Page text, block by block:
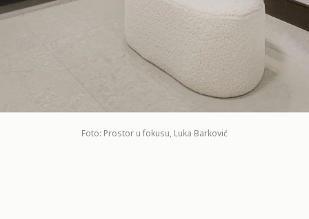
Foto: Prostor u fokusu, Luka Barković